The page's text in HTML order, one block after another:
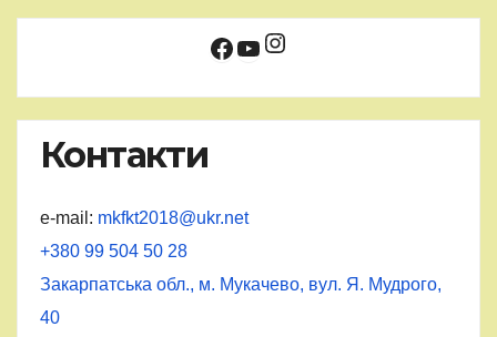
Facebook
YouTube
Instagram
Контакти
e-mail: mkfkt2018@ukr.net
+380 99 504 50 28
Закарпатська обл., м. Мукачево, вул. Я. Мудрого,
40